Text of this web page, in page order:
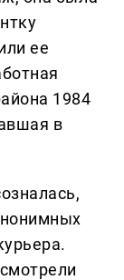
ее
1984
в